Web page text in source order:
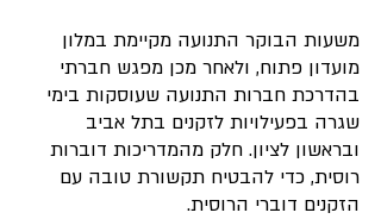
משעות הבוקר התנועה מקיימת במלון
מועדון פתוח, ולאחר מכן מפגש חברתי
בהדרכת חברות התנועה שעוסקות בימי
שגרה בפעילויות לזקנים בתל אביב
ובראשון לציון. חלק מהמדריכות דוברות
רוסית, כדי להבטיח תקשורת טובה עם
הזקנים דוברי הרוסית.